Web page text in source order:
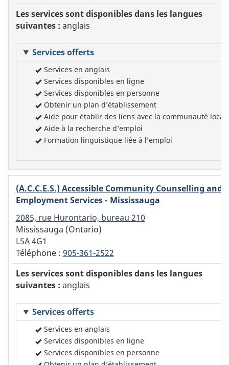
Les services sont disponibles dans les langues
suivantes : anglais
Services offerts
Services en anglais
Services disponibles en ligne
Services disponibles en personne
Obtenir un plan d’établissement
Aide pour établir des liens avec la communauté
Aide à la recherche d’emploi
Formation linguistique liée à l’emploi
(A.C.C.E.S.) Accessible Community Counselling and
Employment Services - Mississauga
2085, rue Hurontario, bureau 210
Mississauga (Ontario)
L5A 4G1
Téléphone : 905-361-2522
Les services sont disponibles dans les langues
suivantes : anglais
Services offerts
Services en anglais
Services disponibles en ligne
Services disponibles en personne